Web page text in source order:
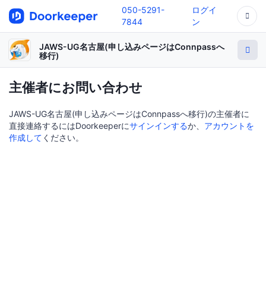
050-5291-
7844
ログイ
ン
JAWS-UG名古屋(申し込みページはConnpassへ
移行)
主催者にお問い合わせ
JAWS-UG名古屋(申し込みページはConnpassへ移行)の主催者に
直接連絡するにはDoorkeeperにサインインするか、 アカウントを
作成して ください。